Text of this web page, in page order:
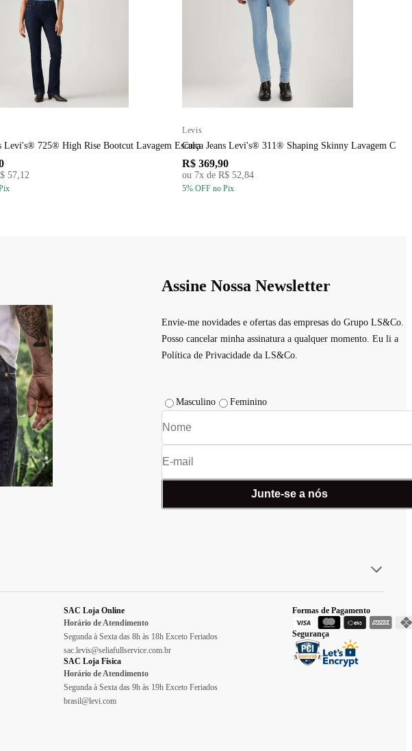
Levi's® 725® High Rise Bootcut Lavagem Escura
57,12
Levis
Calça Jeans Levi's® 311® Shaping Skinny Lavagem Clara
R$ 369,90
ou 7x de R$ 52,84
5% OFF no Pix
Assine Nossa Newsletter
Envie-me novidades e ofertas das empresas do Grupo LS&Co.
Posso cancelar minha assinatura a qualquer momento. Eu li a
Política de Privacidade da LS&Co.
Masculino Feminino
Junte-se a nós
SAC Loja Online
Horário de Atendimento
Segunda à Sexta das 8h às 18h Exceto Feriados
sac.levis@seliafullservice.com.br
SAC Loja Física
Horário de Atendimento
Segunda à Sexta das 9h às 19h Exceto Feriados
brasil@levi.com
Formas de Pagamento
Segurança